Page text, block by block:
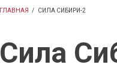
ГЛАВНАЯ / СИЛА СИБИРИ-2
Сила